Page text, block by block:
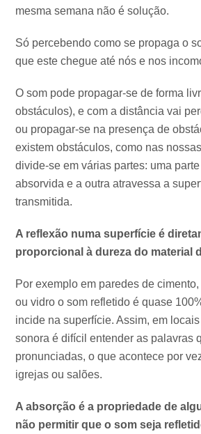
mesma semana não é solução.
Só percebendo como se propaga o
que este chegue até nós e nos
O som pode propagar-se de forma
obstáculos), e com a distância vai
ou propagar-se na presença de
existem obstáculos, como nas
divide-se em várias partes: uma
absorvida e a outra atravessa a
transmitida.
A reflexão numa superfície é
proporcional à dureza do material
Por exemplo em paredes de
ou vidro o som refletido é quase
incide na superfície. Assim, em
sonora é difícil entender as palavras
pronunciadas, o que acontece por
igrejas ou salões.
A absorção é a propriedade de
não permitir que o som seja